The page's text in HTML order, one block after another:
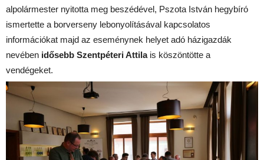
alpolármester nyitotta meg beszédével, Pszota István hegybíró
ismertette a borverseny lebonyolításával kapcsolatos
információkat majd az eseménynek helyet adó házigazdák
nevében idősebb Szentpéteri Attilais köszöntötte a
vendégeket.